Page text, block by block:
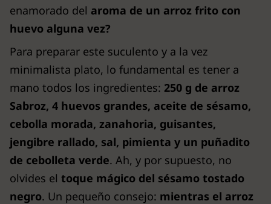
enamorado del aroma de un arroz frito con
huevo alguna vez?
Para preparar este suculento y a la vez
minimalista plato, lo fundamental es tener a
mano todos los ingredientes: 250 g de arroz
Sabroz, 4 huevos grandes, aceite de sésamo,
cebolla morada, zanahoria, guisantes,
jengibre rallado, sal, pimienta y un puñadito
de cebolleta verde. Ah, y por supuesto, no
olvides el toque mágico del sésamo tostado
negro. Un pequeño consejo: mientras el arroz